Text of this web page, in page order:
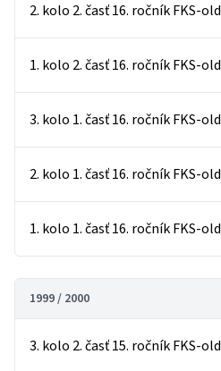
2. kolo 2. časť 16. ročník FKS-old
1. kolo 2. časť 16. ročník FKS-old
3. kolo 1. časť 16. ročník FKS-old
2. kolo 1. časť 16. ročník FKS-old
1. kolo 1. časť 16. ročník FKS-old
1999 / 2000
3. kolo 2. časť 15. ročník FKS-old